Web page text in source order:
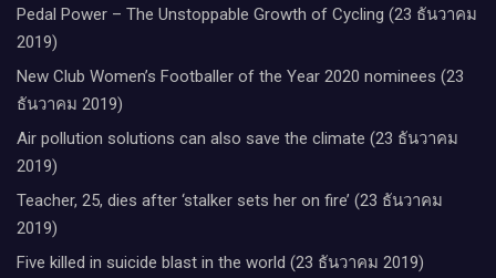
Pedal Power – The Unstoppable Growth of Cycling (23 ธันวาคม
2019)
New Club Women’s Footballer of the Year 2020 nominees (23
ธันวาคม 2019)
Air pollution solutions can also save the climate (23 ธันวาคม
2019)
Teacher, 25, dies after ‘stalker sets her on fire’ (23 ธันวาคม
2019)
Five killed in suicide blast in the world (23 ธันวาคม 2019)